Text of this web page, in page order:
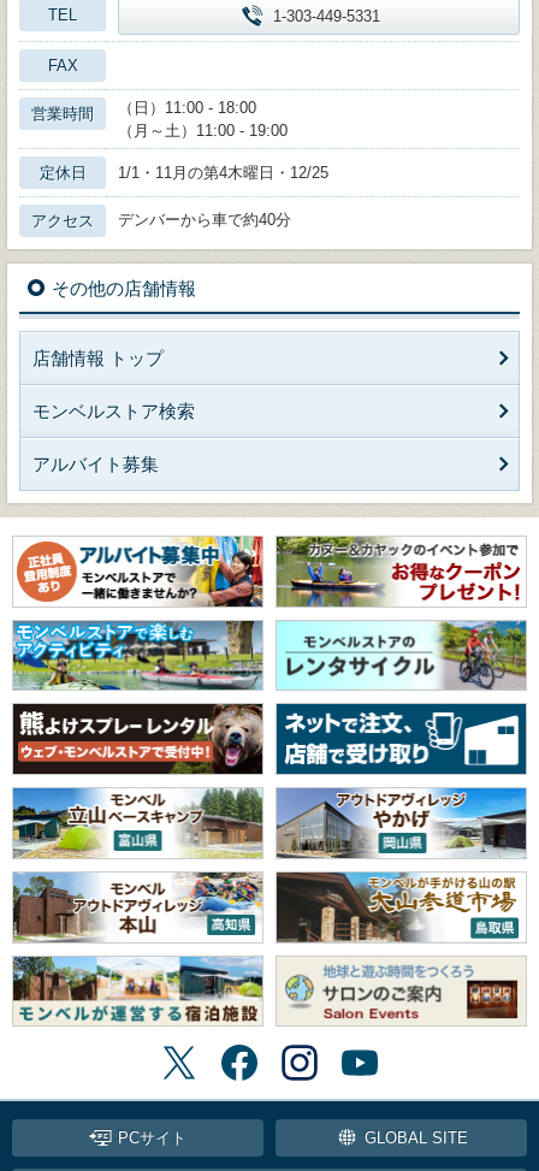
TEL 1-303-449-5331
FAX
営業時間
（日）11:00 - 18:00
（月～土）11:00 - 19:00
定休日 1/1・11月の第4木曜日・12/25
アクセス デンバーから車で約40分
その他の店舗情報
店舗情報 トップ
モンベルストア検索
アルバイト募集
PCサイト GLOBAL SITE